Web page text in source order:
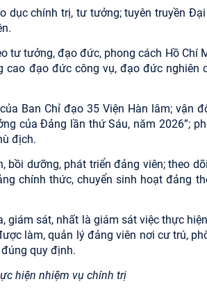
dục chính trị, tư tưởng; tuyên truyền
tư tưởng, đạo đức, phong cách Hồ Chí
cao đạo đức công vụ, đạo đức
Ban Chỉ đạo 35 Viện Hàn lâm; vận
của Đảng lần thứ Sáu, năm 2026”;
địch.
bồi dưỡng, phát triển đảng viên; theo
chính thức, chuyển sinh hoạt đảng
giám sát, nhất là giám sát việc thực
làm, quản lý đảng viên nơi cư trú,
quy định.
hiện nhiệm vụ chính trị